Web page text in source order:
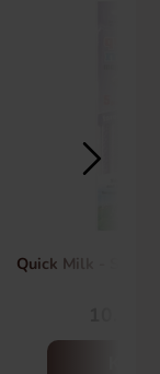
Quick Milk -